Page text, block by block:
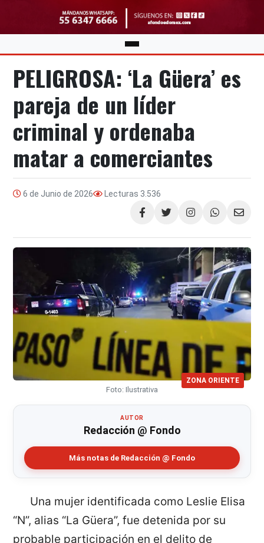
PELIGROSA: ‘La Güera’ es
pareja de un líder
criminal y ordenaba
matar a comerciantes
6 de Junio de 2026 Lecturas 3.536
Compartir
ZONA ORIENTE
Foto: Ilustrativa
AUTOR
Redacción @ Fondo
Más notas de Redacción @ Fondo
Una mujer identificada como Leslie Elisa
“N”, alias “La Güera”, fue detenida por su
probable participación en el delito de